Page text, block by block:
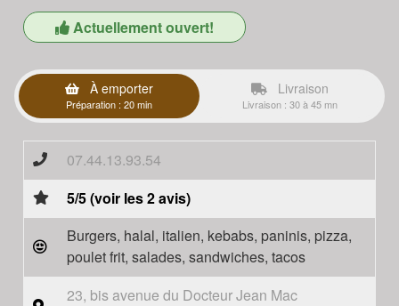
Actuellement ouvert!
À emporter
Préparation : 20 min
Livraison
Livraison : 30 à 45 mn
07.44.13.93.54
5/5 (voir les 2 avis)
Burgers, halal, italien, kebabs, paninis, pizza,
poulet frit, salades, sandwiches, tacos
23, bis avenue du Docteur Jean Mac